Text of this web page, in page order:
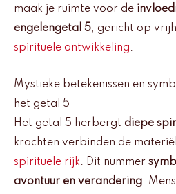
maak je ruimte voor de
engelengetal 5, gericht op
spirituele ontwikkeling.
Mystieke betekenissen en
het getal 5
Het getal 5 herbergt diepe
krachten verbinden de
spirituele rijk. Dit nummer
avontuur en verandering.